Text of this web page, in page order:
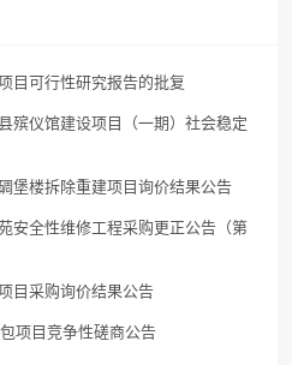
目可行性研究报告的批复
殡仪馆建设项目（一期）社会稳定
堡楼拆除重建项目询价结果公告
安全性维修工程采购更正公告（第
目采购询价结果公告
项目竞争性磋商公告